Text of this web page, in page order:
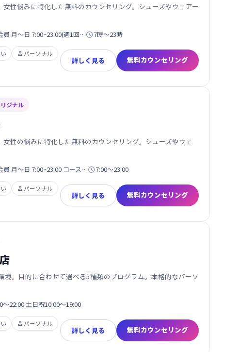
性悩みに特化した無料のカウンセリング。シューズやウェアー
月〜日 7:00~23:00(週1回…7時〜23時
 パーソナル
詳しく見る 無料カウンセリング
ジナル
性の悩みに特化した無料のカウンセリング。シューズやウェ
月〜日 7:00~23:00 コース…7:00〜23:00
 パーソナル
詳しく見る 無料カウンセリング
境。目的に合わせて選べる5種類のプログラム。本格的なパーソ
～22:00 土日祝10:00～19:00
 パーソナル
詳しく見る 無料カウンセリング